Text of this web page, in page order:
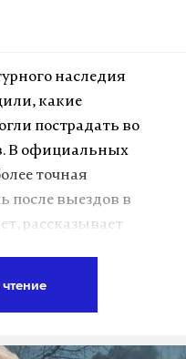
наследия
какие
пострадать во
В официальных
точная
после выездов в
рассказывает
добрый день!